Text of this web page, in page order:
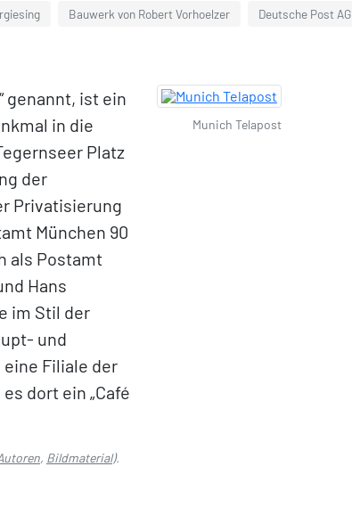
Bauwerk von Robert Vorhoelzer Deutsche Post AG
genannt, ist ein
in die
Platz
der
Privatisierung
München 90
als Postamt
Hans
im Stil der
und
Filiale der
dort ein „Café
, Bildmaterial).
Munich Telapost